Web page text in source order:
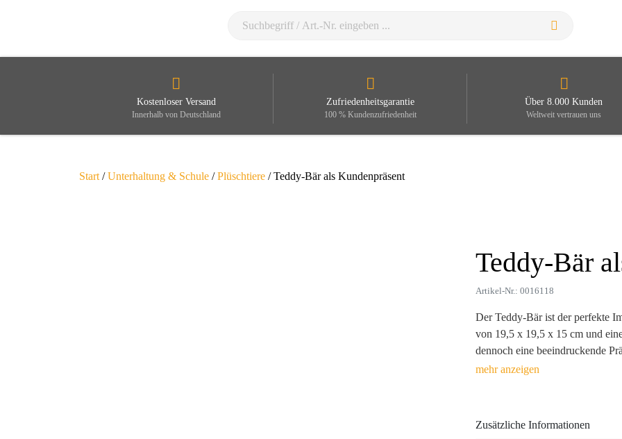
Kostenloser Versand
Innerhalb von Deutschland
Zufriedenheitsgarantie
100 % Kundenzufriedenheit
Über 8.000 Kunden
Weltweit vertrauen uns
Start /Unterhaltung & Schule /Plüschtiere / Teddy-Bär als Kundenpräsent
Teddy-Bär
Artikel-Nr.: 0016118
Der Teddy-Bär ist der perfekte
von 19,5 x 19,5 x 15 cm und
dennoch eine beeindruckende
Polyester, vereint er
Durch Tampondruck können
Zusätzliche Informationen